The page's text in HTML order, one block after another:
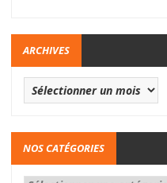
ARCHIVES
NOS CATÉGORIES